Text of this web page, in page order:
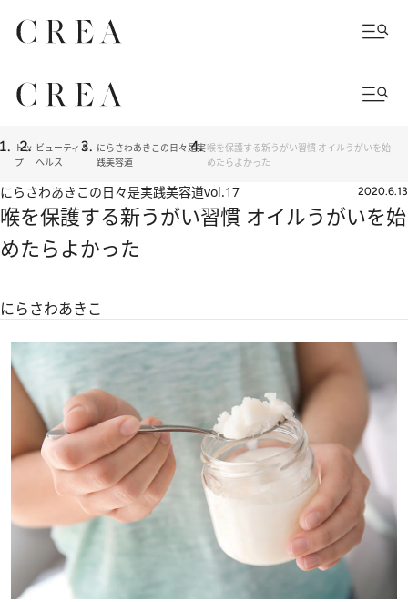
トッ
プ
ビューティ＆
ヘルス
にらさわあきこの日々是実
践美容道
喉を保護する新うがい習慣 オイルうがいを始
めたらよかった
にらさわあきこの日々是実践美容道vol.17 2020.6.13
喉を保護する新うがい習慣 オイルうがいを始
めたらよかった
にらさわあきこ